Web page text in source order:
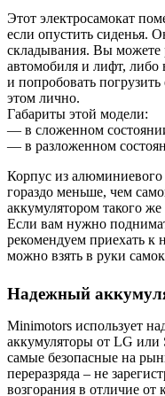
Этот электросамокат
если опустить сиденья.
складывания. Вы можете
автомобиля и лифт, либо
и попробовать
этом лично.
Габариты этой модели:
— в сложенном
— в разложенном
Корпус из алюминиевого
гораздо меньше, чем
аккумулятором такого
Если вам нужно
рекомендуем приехать к
можно взять в руки
Надежный
Minimotors использует
аккумуляторы от LG
самые безопасные на
переразряда – не
возгорания в отличие от